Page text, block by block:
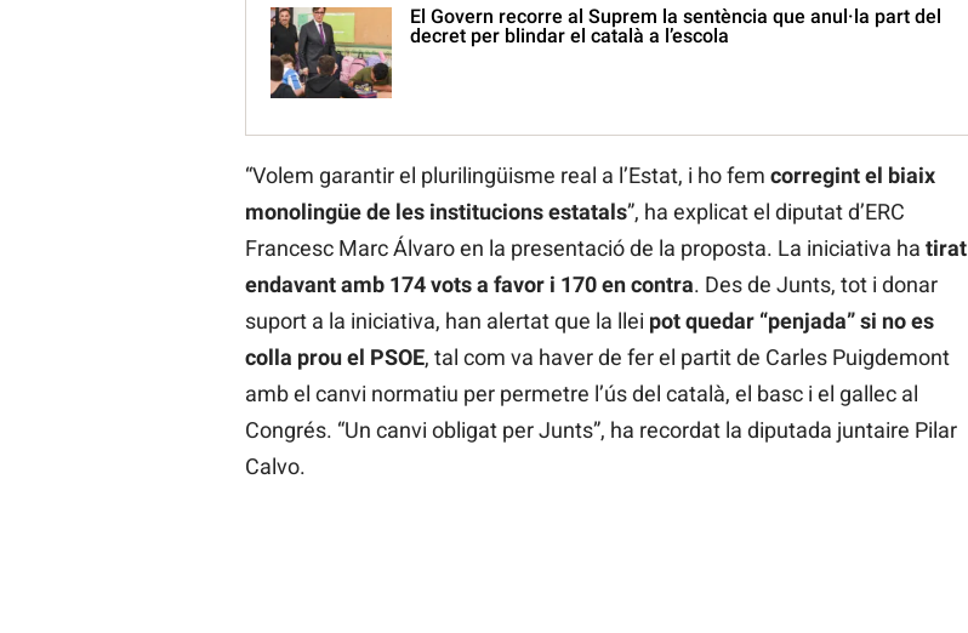
El Govern recorre al Suprem la sentència que anul·la part del
decret per blindar el català a l’escola
“Volem garantir el plurilingüisme real a l’Estat, i ho fem corregint el biaix
monolingüe de les institucions estatals”, ha explicat el diputat d’ERC
Francesc Marc Álvaro en la presentació de la proposta. La iniciativa ha tirat
endavant amb 174 vots a favor i 170 en contra. Des de Junts, tot i donar
suport a la iniciativa, han alertat que la llei pot quedar “penjada” si no es
colla prou el PSOE, tal com va haver de fer el partit de Carles Puigdemont
amb el canvi normatiu per permetre l’ús del català, el basc i el gallec al
Congrés. “Un canvi obligat per Junts”, ha recordat la diputada juntaire Pilar
Calvo.